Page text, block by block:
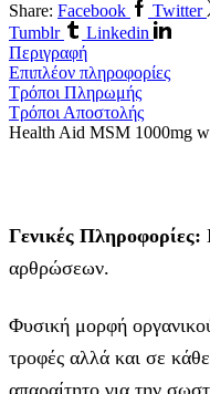
Share: Facebook
Twitter
Tumblr
Linkedin
Περιγραφή
Επιπλέον πληροφορίες
Τρόποι Πληρωμής
Τρόποι Αποστολής
Health Aid MSM 1000mg
Γενικές Πληροφορίες:
αρθρώσεων.
Φυσική μορφή
τροφές αλλά και σε